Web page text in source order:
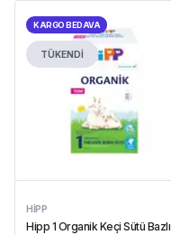
KARGO BEDAVA
TÜKENDİ
HIPP
Hipp 1 Organik Keçi Sütü Bazlı